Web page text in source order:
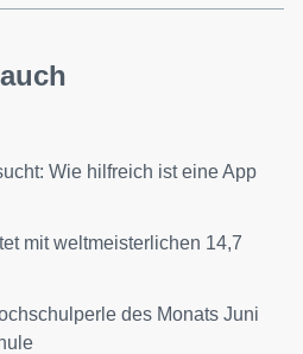
Wie hilfreich ist eine App
mit weltmeisterlichen 14,7
des Monats Juni